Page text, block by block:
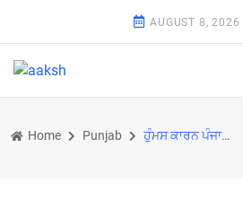
AUGUST 8, 2026
Home Punjab ਹੁੰਮਸ ਕਾਰਨ ਪੰਜਾਬ ਤੇ ਹਰਿਆਣਾ ਬੇਹਾਲ, ਅੱਜ ਮੀਂਹ ਤੇ ਹਨੇਰੀ ਦਾ `ਯੈਲੋ ਅਲਰਟ`